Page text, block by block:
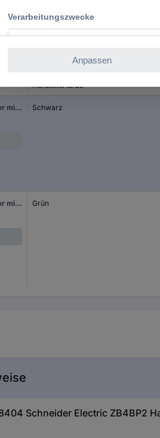
Versand)
Herstellerfarbe
Schneider Electric ZB4BP2 Harmony ZB4BP2 Drucktaster mit Schutzhaube, Betätiger flach 1 Taste Schwarz Druckentriegelung 1 St. Schwarz
Schneider Electric ZB4BP3 Harmony ZB4BP3 Drucktaster mit Schutzhaube, Betätiger flach 1 Taste Grün Druckentriegelung 1 St. Grün
Schneider Electric ZB4BP2